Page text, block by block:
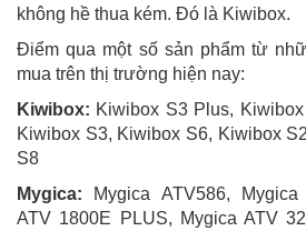
không hề thua kém. Đó là Kiwibox.
Điểm qua một số sản phẩm từ
mua trên thị trường hiện nay:
Kiwibox: Kiwibox S3 Plus,
Kiwibox S3, Kiwibox S6, Kiwibox
S8
Mygica: Mygica ATV586, Mygica
ATV 1800E PLUS, Mygica ATV